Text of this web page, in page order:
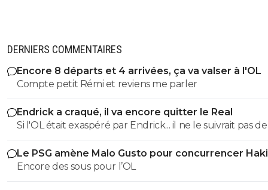
DERNIERS COMMENTAIRES
Encore 8 départs et 4 arrivées, ça va valser à l'OL
Compte petit Rémi et reviens me parler
Endrick a craqué, il va encore quitter le Real
Si l'OL était exaspéré par Endrick... il ne le suivrait pas
près. Bref... Quand l'équipe sera complète... ce sera beaucoup
mieux.
Le PSG amène Malo Gusto pour concurrencer
Encore des sous pour l’OL